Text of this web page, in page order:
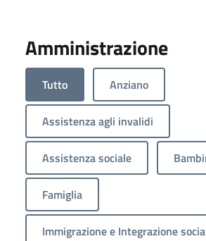
Amministrazione
Tutto Anziano
Assistenza agli invalidi
Assistenza sociale
Famiglia
Immigrazione e Integrazione